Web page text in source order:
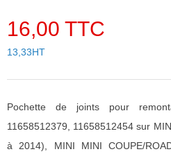
16,00 TTC
13,33HT
Pochette de joints pour
11658512379, 11658512454 sur
à 2014), MINI MINI COUPE/